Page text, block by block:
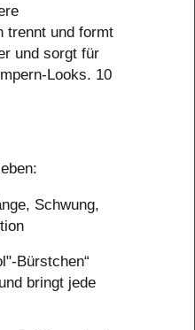
trennt und formt
und sorgt für
Looks. 10
Schwung,
Bürstchen“
bringt jede